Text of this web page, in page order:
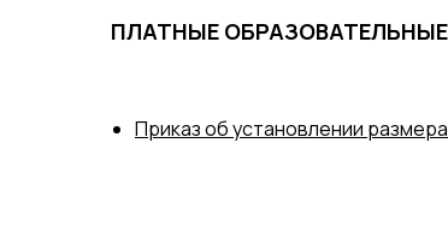
ПЛАТНЫЕ
Приказ об установлении